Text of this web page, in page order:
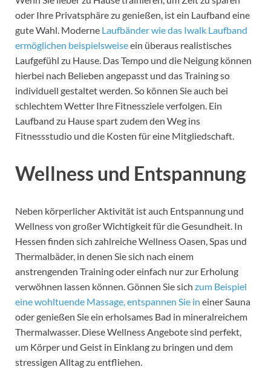
oder Ihre Privatsphäre zu genießen, ist ein Laufband eine
gute Wahl. Moderne Laufbänder wie das Iwalk Laufband
ermöglichen beispielsweiseein überaus realistisches
Laufgefühl zu Hause. Das Tempo und die Neigung können
hierbei nach Belieben angepasst und das Training so
individuell gestaltet werden. So können Sie auch bei
schlechtem Wetter Ihre Fitnessziele verfolgen. Ein
Laufband zu Hause spart zudem den Weg ins
Fitnessstudio und die Kosten für eine Mitgliedschaft.
Wellness und Entspannung
Neben körperlicher Aktivität ist auch Entspannung und
Wellness von großer Wichtigkeit für die Gesundheit. In
Hessen finden sich zahlreiche Wellness Oasen, Spas und
Thermalbäder, in denen Sie sich nach einem
anstrengenden Training oder einfach nur zur Erholung
verwöhnen lassen können. Gönnen Sie sich zum Beispiel
eine wohltuende Massage, entspannen Sie in einer Sauna
oder genießen Sie ein erholsames Bad in mineralreichem
Thermalwasser. Diese Wellness Angebote sind perfekt,
um Körper und Geist in Einklang zu bringen und dem
stressigen Alltag zu entfliehen.